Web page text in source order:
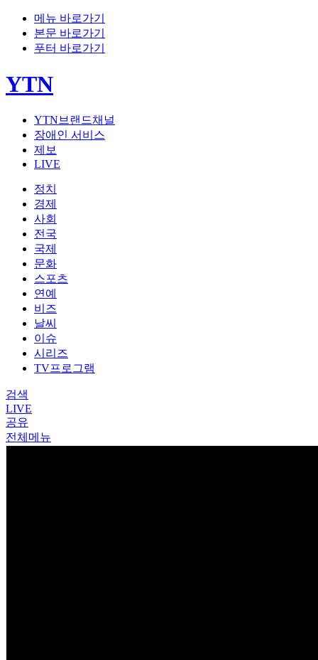
메뉴 바로가기
본문 바로가기
푸터 바로가기
YTN
YTN브랜드채널
장애인 서비스
제보
LIVE
정치
경제
사회
전국
국제
문화
스포츠
연예
비즈
날씨
이슈
시리즈
TV프로그램
검색
LIVE
공유
전체메뉴